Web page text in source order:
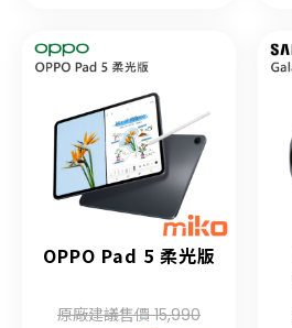
OPPO Pad 5 柔光版
原廠建議售價 15,990